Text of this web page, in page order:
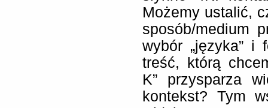
Możemy ustalić,
sposób/medium
wybór „języka” i
treść, którą
K” przysparza
kontekst? Tym